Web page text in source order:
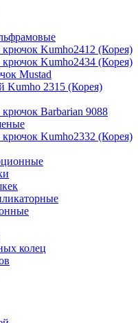
Kumho2412 (Корея)
Kumho2434 (Корея)
Mustad
Kumho 2315 (Корея)
Barbarian 9088
Kumho2332 (Корея)
колец